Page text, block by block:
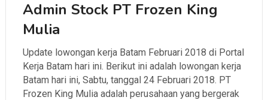
Admin Stock PT Frozen King
Mulia
Update lowongan kerja Batam Februari 2018 di Portal
Kerja Batam hari ini. Berikut ini adalah lowongan kerja
Batam hari ini, Sabtu, tanggal 24 Februari 2018. PT
Frozen King Mulia adalah perusahaan yang bergerak